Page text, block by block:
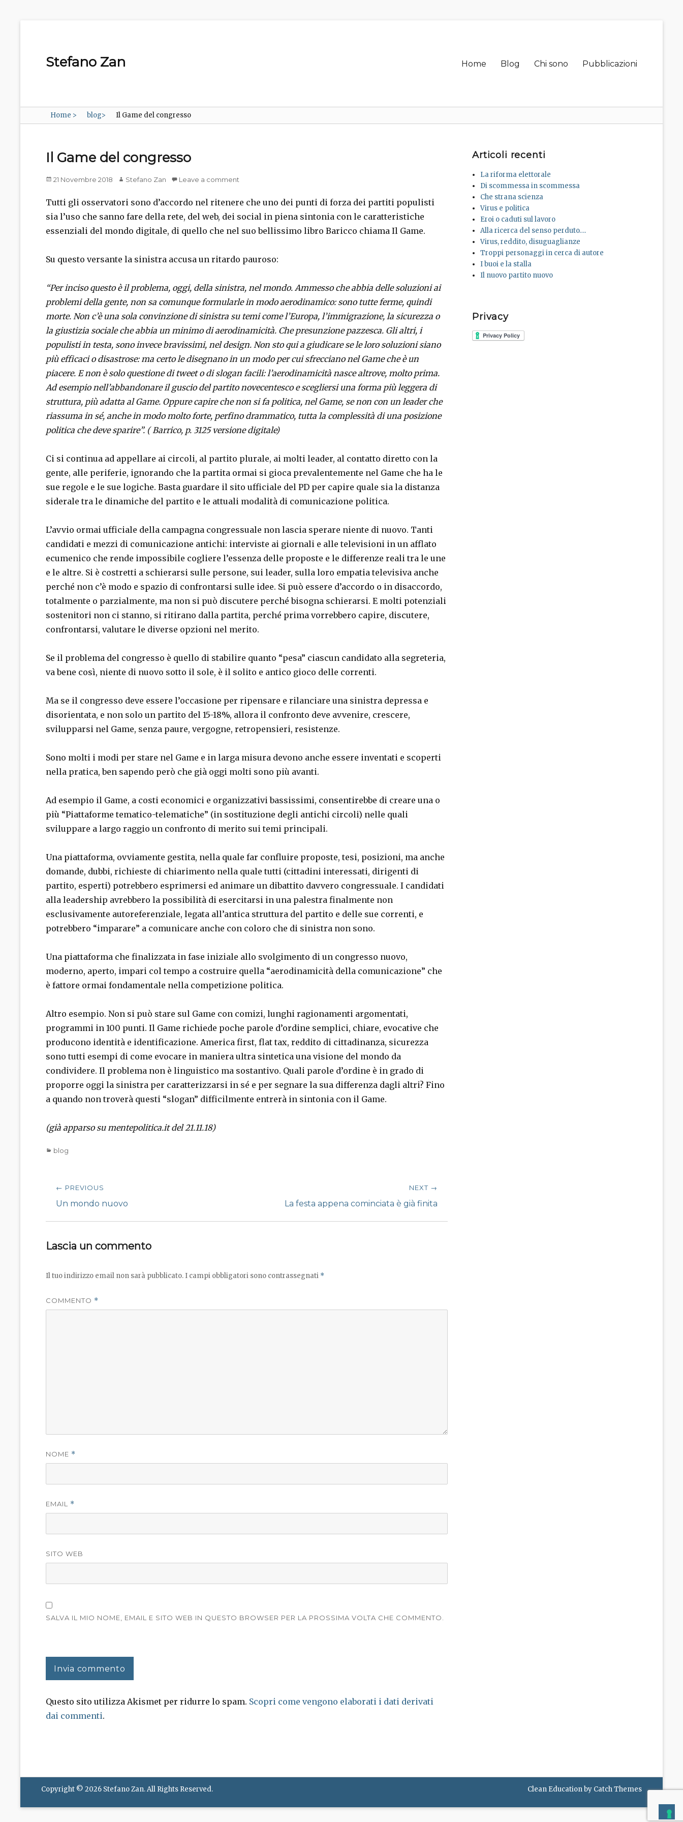
Stefano Zan
Primary
Home Blog Chi sono Pubblicazioni
Home > blog> Il Game del congresso
Il Game del congresso
Posted
21 Novembre 2018 Author
Stefano Zan Leave a comment
Tutti gli osservatori sono d’accordo nel ritenere che uno dei punti di forza dei partiti populisti
sia l’uso che sanno fare della rete, del web, dei social in piena sintonia con le caratteristiche
essenziali del mondo digitale, di quello che nel suo bellissimo libro Baricco chiama Il Game.
Su questo versante la sinistra accusa un ritardo pauroso:
“Per inciso questo è il problema, oggi, della sinistra, nel mondo. Ammesso che abbia delle soluzioni ai
problemi della gente, non sa comunque formularle in modo aerodinamico: sono tutte ferme, quindi
morte. Non c’è una sola convinzione di sinistra su temi come l’Europa, l’immigrazione, la sicurezza o
la giustizia sociale che abbia un minimo di aerodinamicità. Che presunzione pazzesca. Gli altri, i
populisti in testa, sono invece bravissimi, nel design. Non sto qui a giudicare se le loro soluzioni siano
più efficaci o disastrose: ma certo le disegnano in un modo per cui sfrecciano nel Game che è un
piacere. E non è solo questione di tweet o di slogan facili: l’aerodinamicità nasce altrove, molto prima.
Ad esempio nell’abbandonare il guscio del partito novecentesco e scegliersi una forma più leggera di
struttura, più adatta al Game. Oppure capire che non si fa politica, nel Game, se non con un leader che
riassuma in sé, anche in modo molto forte, perfino drammatico, tutta la complessità di una posizione
politica che deve sparire”. ( Barrico, p. 3125 versione digitale)
Ci si continua ad appellare ai circoli, al partito plurale, ai molti leader, al contatto diretto con la
gente, alle periferie, ignorando che la partita ormai si gioca prevalentemente nel Game che ha le
sue regole e le sue logiche. Basta guardare il sito ufficiale del PD per capire quale sia la distanza
siderale tra le dinamiche del partito e le attuali modalità di comunicazione politica.
L’avvio ormai ufficiale della campagna congressuale non lascia sperare niente di nuovo. Tanti
candidati e mezzi di comunicazione antichi: interviste ai giornali e alle televisioni in un afflato
ecumenico che rende impossibile cogliere l’essenza delle proposte e le differenze reali tra le une
e le altre. Si è costretti a schierarsi sulle persone, sui leader, sulla loro empatia televisiva anche
perché non c’è modo e spazio di confrontarsi sulle idee. Si può essere d’accordo o in disaccordo,
totalmente o parzialmente, ma non si può discutere perché bisogna schierarsi. E molti potenziali
sostenitori non ci stanno, si ritirano dalla partita, perché prima vorrebbero capire, discutere,
confrontarsi, valutare le diverse opzioni nel merito.
Se il problema del congresso è quello di stabilire quanto “pesa” ciascun candidato alla segreteria,
va bene così, niente di nuovo sotto il sole, è il solito e antico gioco delle correnti.
Ma se il congresso deve essere l’occasione per ripensare e rilanciare una sinistra depressa e
disorientata, e non solo un partito del 15-18%, allora il confronto deve avvenire, crescere,
svilupparsi nel Game, senza paure, vergogne, retropensieri, resistenze.
Sono molti i modi per stare nel Game e in larga misura devono anche essere inventati e scoperti
nella pratica, ben sapendo però che già oggi molti sono più avanti.
Ad esempio il Game, a costi economici e organizzativi bassissimi, consentirebbe di creare una o
più “Piattaforme tematico-telematiche” (in sostituzione degli antichi circoli) nelle quali
sviluppare a largo raggio un confronto di merito sui temi principali.
Una piattaforma, ovviamente gestita, nella quale far confluire proposte, tesi, posizioni, ma anche
domande, dubbi, richieste di chiarimento nella quale tutti (cittadini interessati, dirigenti di
partito, esperti) potrebbero esprimersi ed animare un dibattito davvero congressuale. I candidati
alla leadership avrebbero la possibilità di esercitarsi in una palestra finalmente non
esclusivamente autoreferenziale, legata all’antica struttura del partito e delle sue correnti, e
potrebbero “imparare” a comunicare anche con coloro che di sinistra non sono.
Una piattaforma che finalizzata in fase iniziale allo svolgimento di un congresso nuovo,
moderno, aperto, impari col tempo a costruire quella “aerodinamicità della comunicazione” che
è fattore ormai fondamentale nella competizione politica.
Altro esempio. Non si può stare sul Game con comizi, lunghi ragionamenti argomentati,
programmi in 100 punti. Il Game richiede poche parole d’ordine semplici, chiare, evocative che
producono identità e identificazione. America first, flat tax, reddito di cittadinanza, sicurezza
sono tutti esempi di come evocare in maniera ultra sintetica una visione del mondo da
condividere. Il problema non è linguistico ma sostantivo. Quali parole d’ordine è in grado di
proporre oggi la sinistra per caratterizzarsi in sé e per segnare la sua differenza dagli altri? Fino
a quando non troverà questi “slogan” difficilmente entrerà in sintonia con il Game.
(già apparso su mentepolitica.it del 21.11.18)
Categories
blog
Navigazione
articoli
← PREVIOUS
Previous
Un mondo nuovo
NEXT →
La festa appena cominciata è già finita
Lascia un commento
Il tuo indirizzo email non sarà pubblicato. I campi obbligatori sono contrassegnati *
COMMENTO *
NOME *
EMAIL *
SITO WEB
SALVA IL MIO NOME, EMAIL E SITO WEB IN QUESTO BROWSER PER LA PROSSIMA VOLTA CHE COMMENTO.
Questo sito utilizza Akismet per ridurre lo spam. Scopri come vengono elaborati i dati derivati
dai commenti.
Articoli recenti
La riforma elettorale
Di scommessa in scommessa
Che strana scienza
Virus e politica
Eroi o caduti sul lavoro
Alla ricerca del senso perduto….
Virus, reddito, disuguaglianze
Troppi personaggi in cerca di autore
I buoi e la stalla
Il nuovo partito nuovo
Privacy
Copyright © 2026 Stefano Zan. All Rights Reserved. Clean Education by Catch Themes